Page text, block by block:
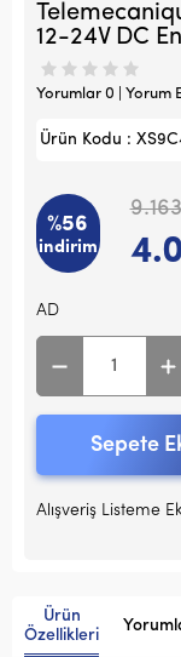
12-24V DC
Yorumlar 0 | Yorum
Ürün Kodu :
%56
indirim
AD
Sepete
Alışveriş Listeme
Ürün
Özellikleri